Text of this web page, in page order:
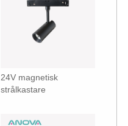
24V magnetisk
strålkastare